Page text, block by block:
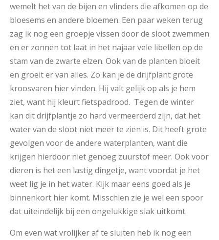
wemelt het van de bijen en vlinders die afkomen op de
bloesems en andere bloemen. Een paar weken terug
zag ik nog een groepje vissen door de sloot zwemmen
en er zonnen tot laat in het najaar vele libellen op de
stam van de zwarte elzen. Ook van de planten bloeit
en groeit er van alles. Zo kan je de drijfplant grote
kroosvaren hier vinden. Hij valt gelijk op als je hem
ziet, want hij kleurt fietspadrood. Tegen de winter
kan dit drijfplantje zo hard vermeerderd zijn, dat het
water van de sloot niet meer te zien is. Dit heeft grote
gevolgen voor de andere waterplanten, want die
krijgen hierdoor niet genoeg zuurstof meer. Ook voor
dieren is het een lastig dingetje, want voordat je het
weet lig je in het water. Kijk maar eens goed als je
binnenkort hier komt. Misschien zie je wel een spoor
dat uiteindelijk bij een ongelukkige slak uitkomt.
Om even wat vrolijker af te sluiten heb ik nog een